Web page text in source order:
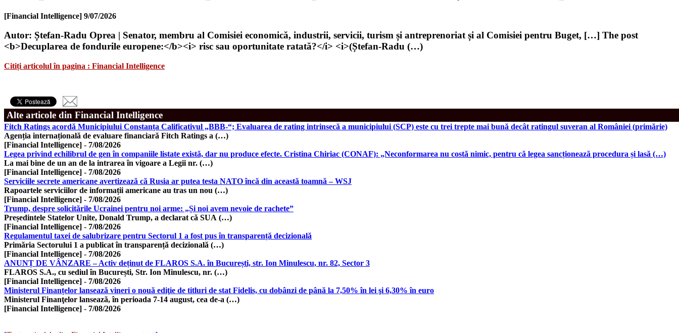
[Financial Intelligence] 9/07/2026
Autor: Ștefan-Radu Oprea | Senator, membru al Comisiei economică, industrii, servicii, turism și antreprenoriat și al Comisiei pentru Buget, […] The post
<b>Decuplarea de fondurile europene:</b><i> risc sau oportunitate ratată?</i> <i>(Ștefan-Radu (…)
Citiți articolul în pagina : Financial Intelligence
Alte articole din Financial Intelligence
Fitch Ratings acordă Municipiului Constanța Calificativul „BBB-“; Evaluarea de rating intrinsecă a municipiului (SCP) este cu trei trepte mai bună decât ratingul suveran al României (primărie)
Agenția internațională de evaluare financiară Fitch Ratings a (…)
[Financial Intelligence] - 7/08/2026
Legea privind echilibrul de gen în companiile listate există, dar nu produce efecte. Cristina Chiriac (CONAF): „Neconformarea nu costă nimic, pentru că legea sancționează procedura și lasă (…)
La mai bine de un an de la intrarea în vigoare a Legii nr. (…)
[Financial Intelligence] - 7/08/2026
Serviciile secrete americane avertizează că Rusia ar putea testa NATO încă din această toamnă – WSJ
Rapoartele serviciilor de informații americane au tras un nou (…)
[Financial Intelligence] - 7/08/2026
Trump, despre solicitările Ucrainei pentru noi arme: „Și noi avem nevoie de rachete”
Președintele Statelor Unite, Donald Trump, a declarat că SUA (…)
[Financial Intelligence] - 7/08/2026
Regulamentul taxei de salubrizare pentru Sectorul 1 a fost pus în transparență decizională
Primăria Sectorului 1 a publicat în transparență decizională (…)
[Financial Intelligence] - 7/08/2026
ANUNȚ DE VÂNZARE – Activ deținut de FLAROS S.A. în București, str. Ion Minulescu, nr. 82, Sector 3
FLAROS S.A., cu sediul în București, Str. Ion Minulescu, nr. (…)
[Financial Intelligence] - 7/08/2026
Ministerul Finanțelor lansează vineri o nouă ediţie de titluri de stat Fidelis, cu dobânzi de până la 7,50% în lei şi 6,30% în euro
Ministerul Finanţelor lansează, în perioada 7-14 august, cea de-a (…)
[Financial Intelligence] - 7/08/2026